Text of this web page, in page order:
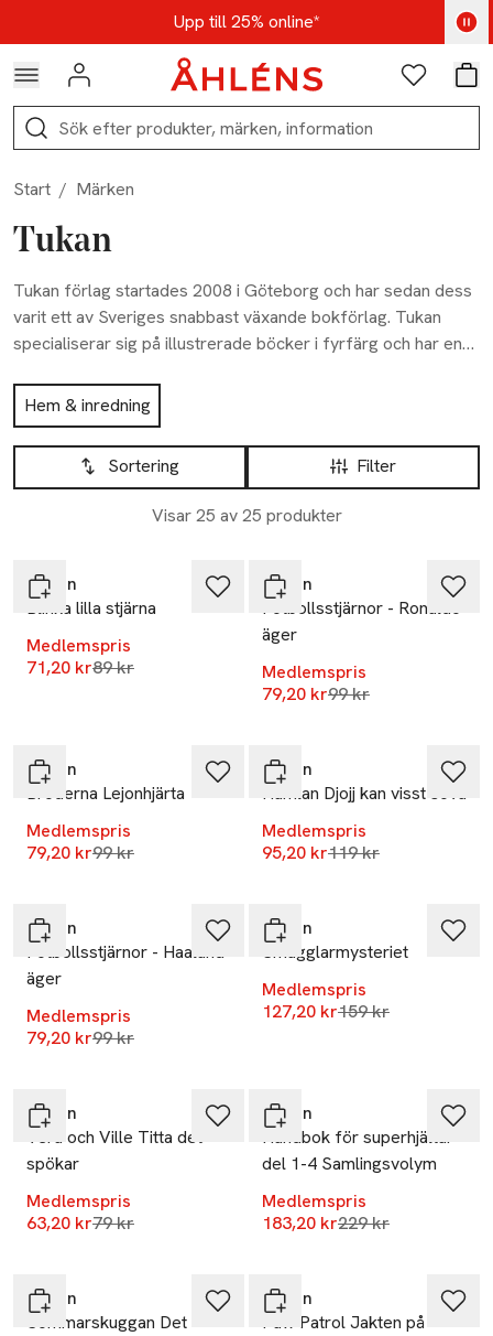
Hoppa till navigationsmenynUpp till 25% online*
Kod: AUG25 - Shoppa nu
Logga in Favoriter
Sök
Start / Märken
Tukan
Tukan förlag startades 2008 i Göteborg och har sedan dess
varit ett av Sveriges snabbast växande bokförlag. Tukan
specialiserar sig på illustrerade böcker i fyrfärg och har en
faktaböcker, originella pysselböcker och inspirerande
kokböcker. De ger även ut barnböcker av olika slag under
imprintet Toco Tukan. Tukan representerar också det
brittiska förlaget Parragon i Sverige.
Hoppa till produktsidan
Hem & inredning
Hoppa till produktsidan
Filter
Sortering
Visar 25 av 25 produkter
Lista över produkter
Tukan
Blinka lilla stjärna
Medlemspris
71,20 krLägsta pris 30 dagar
89 kr
Tukan
Fotbollsstjärnor - Ronaldo
äger
Medlemspris
79,20 krLägsta pris 30 dagar
99 kr
Tukan
Bröderna Lejonhjärta
Medlemspris
79,20 krLägsta pris 30 dagar
99 kr
Tukan
Humlan Djojj kan visst sova
Medlemspris
95,20 krLägsta pris 30 dagar
119 kr
Tukan
Fotbollsstjärnor - Haaland
äger
Medlemspris
79,20 krLägsta pris 30 dagar
99 kr
Tukan
Smugglarmysteriet
Medlemspris
127,20 krLägsta pris 30
159 kr
Tukan
Vera och Ville Titta det
spökar
Medlemspris
63,20 krLägsta pris 30 dagar
79 kr
Tukan
Handbok för superhjältar
del 1-4 Samlingsvolym
Medlemspris
183,20 krLägsta pris 30
229 kr
Tukan
Sommarskuggan Det
Tukan
Paw Patrol Jakten på